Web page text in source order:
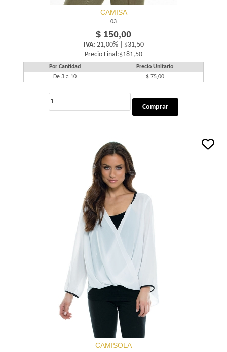
CAMISA
03
$ 150,00
IVA: 21,00% | $31,50
Precio Final:$181,50
Por Cantidad
Precio Unitario
De 3 a 10
$ 75,00
CAMISOLA